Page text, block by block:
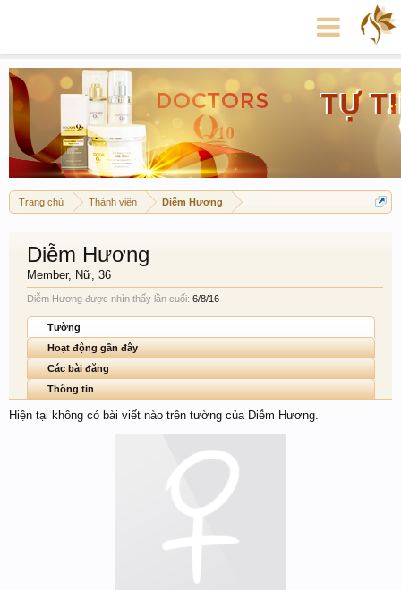
Trang chủ Thành viên Diễm Hương
Diễm Hương
Member, Nữ, 36
Diễm Hương được nhìn thấy lần cuối: 6/8/16
Tường
Hoạt động gần đây
Các bài đăng
Thông tin
Hiện tại không có bài viết nào trên tường của Diễm Hương.